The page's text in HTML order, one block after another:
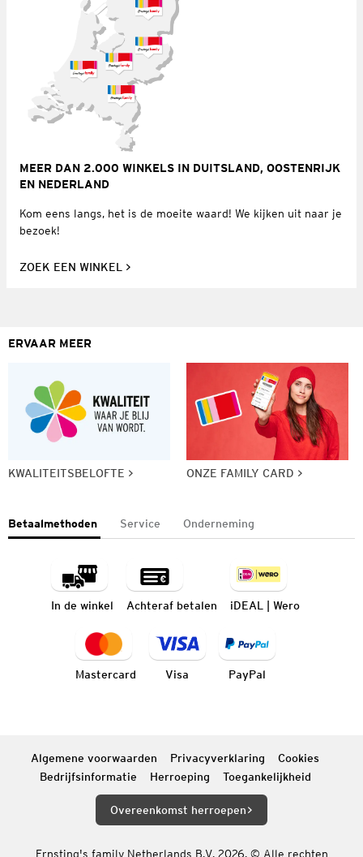
MEER DAN 2.000 WINKELS IN DUITSLAND, OOSTENRIJK
EN NEDERLAND
Kom eens langs, het is de moeite waard! We kijken uit naar je
bezoek!
ZOEK EEN WINKEL
ERVAAR MEER
KWALITEITSBELOFTE ONZE FAMILY CARD
Betaalmethoden Service Onderneming
In de winkel Achteraf betalen iDEAL | Wero
Mastercard Visa PayPal
Algemene voorwaarden Privacyverklaring
Cookies
Bedrijfsinformatie
Herroeping Toegankelijkheid
Overeenkomst herroepen
Ernsting's family Netherlands B.V. 2026. © Alle rechten